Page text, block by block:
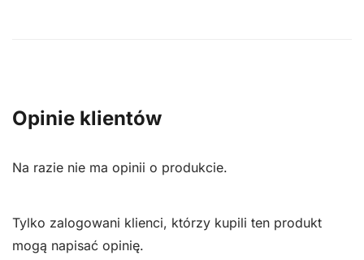
Opinie klientów
Na razie nie ma opinii o produkcie.
Tylko zalogowani klienci, którzy kupili ten produkt
mogą napisać opinię.